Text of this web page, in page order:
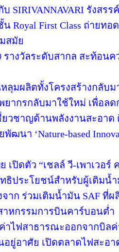
SIRIVANNAVARI รังสร
Royal First Class ถ่ายท
สมัย
รางวัลระดับสากล สะท้อน
ลุมผลิตทั้งโครงสร้างกลับ
ากรกลับมาใช้ใหม่ เพื่อล
ยวชาญด้านพลังงานสะอา
พัฒนา ‘Nature-based
เปิดตัว “เชลล์ วี-เพาเวอ
ประโยชน์สำหรับผู้เติมน้ำ
าก ร่วมเติมน้ำมัน SAF ที่
หกรรมการบินคาร์บอนต่ำ
าไฟสาธารณะออกจากบิล
ยู่อาศัย เปิดตลาดไฟสะอา